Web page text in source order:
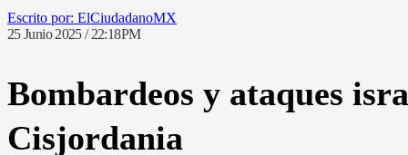
ElCiudadanoMX
25 Junio 2025 / 22:18PM
Bombardeos y ataques
Cisjordania